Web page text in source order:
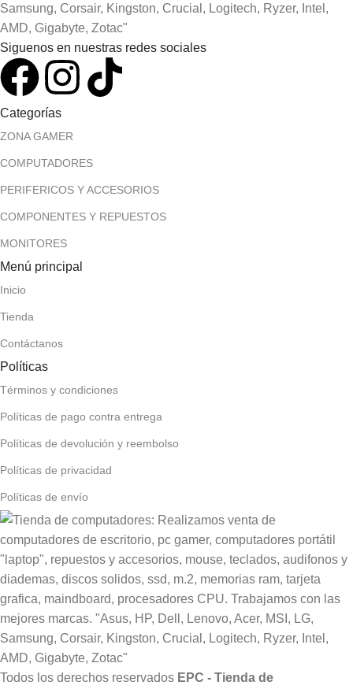
Samsung, Corsair, Kingston, Crucial, Logitech, Ryzer, Intel,
AMD, Gigabyte, Zotac"
Siguenos en nuestras redes sociales
Categorías
ZONA GAMER
COMPUTADORES
PERIFERICOS Y ACCESORIOS
COMPONENTES Y REPUESTOS
MONITORES
Menú principal
Inicio
Tienda
Contáctanos
Políticas
Términos y condiciones
Políticas de pago contra entrega
Políticas de devolución y reembolso
Políticas de privacidad
Políticas de envío
Todos los derechos reservados EPC - Tienda de